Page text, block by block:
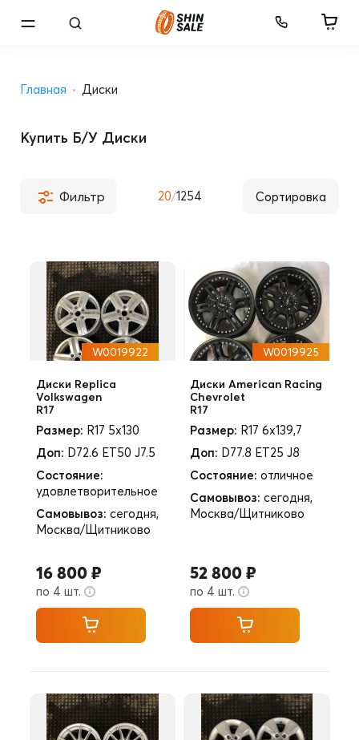
Главная Диски
Купить Б/У Диски
Фильтр 20/1254
W0019922
Диски Replica
Volkswagen
R17
Размер: R17 5x130
Доп: D72.6 ET50 J7.5
Состояние:
удовлетворительное
Самовывоз: сегодня,
Москва/Щитниково
16 800 ₽
по 4 шт.
W0019925
Диски American Racing
Chevrolet
R17
Размер: R17 6x139,7
Доп: D77.8 ET25 J8
Состояние: отличное
Самовывоз: сегодня,
Москва/Щитниково
52 800 ₽
по 4 шт.